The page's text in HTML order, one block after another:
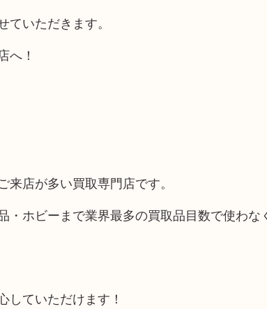
いただきます。
へ！
店が多い買取専門店です。
ホビーまで業界最多の買取品目数で使わな
していただけます！